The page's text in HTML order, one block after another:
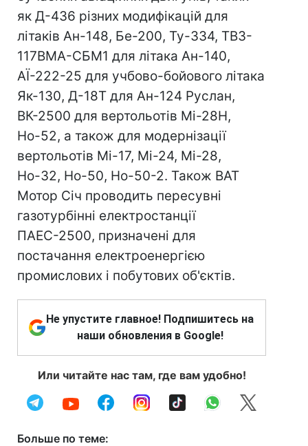
як Д-436 різних модифікацій для
літаків Ан-148, Бе-200, Ту-334, ТВ3-
117ВМА-СБМ1 для літака Ан-140,
АЇ-222-25 для учбово-бойового літака
Як-130, Д-18Т для Ан-124 Руслан,
ВК-2500 для вертольотів Мі-28Н,
Но-52, а також для модернізації
вертольотів Мі-17, Мі-24, Мі-28,
Но-32, Но-50, Но-50-2. Також ВАТ
Мотор Сiч проводить пересувні
газотурбінні електростанції
ПАЕС-2500, призначені для
постачання електроенергією
промислових і побутових об'єктiв.
Не упустите главное! Подпишитесь на
наши обновления в Google!
Или читайте нас там, где вам удобно!
Больше по теме: